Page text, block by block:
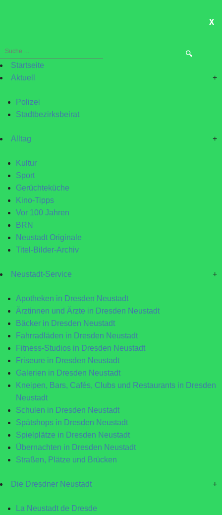
X
Suche
nach:Startseite
Aktuell
+
Polizei
Stadtbezirksbeirat
Alltag +
Kultur
Sport
Gerüchteküche
Kino-Tipps
Vor 100 Jahren
BRN
Neustadt Originale
Titel-Bilder-Archiv
Neustadt-Service +
Apotheken in Dresden Neustadt
Ärztinnen und Ärzte in Dresden Neustadt
Bäcker in Dresden Neustadt
Fahrradläden in Dresden Neustadt
Fitness-Studios in Dresden Neustadt
Friseure in Dresden Neustadt
Galerien in Dresden Neustadt
Kneipen, Bars, Cafés, Clubs und Restaurants in Dresden
Neustadt
Schulen in Dresden Neustadt
Spätshops in Dresden Neustadt
Spielplätze in Dresden Neustadt
Übernachten in Dresden Neustadt
Straßen, Plätze und Brücken
Die Dresdner Neustadt +
La Neustadt de Dresde